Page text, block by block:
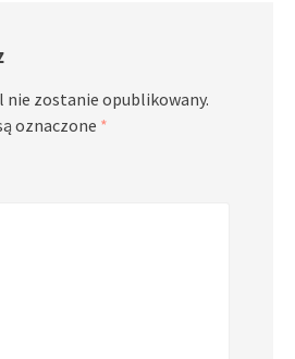
nie zostanie opublikowany.
oznaczone *